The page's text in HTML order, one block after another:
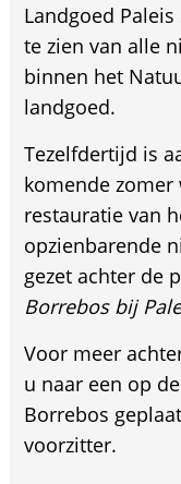
Landgoed
te zien van alle
binnen het
landgoed.
Tezelfdertijd is
komende
restauratie van
opzienbarende
gezet achter de
Borrebos bij
Voor meer
u naar een op
Borrebos
voorzitter.